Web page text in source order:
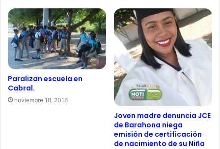
Paralizan escuela en
Cabral.
noviembre 18, 2016
Joven madre denuncia JCE
de Barahona niega
emisión de certificación
de nacimiento de su Niña